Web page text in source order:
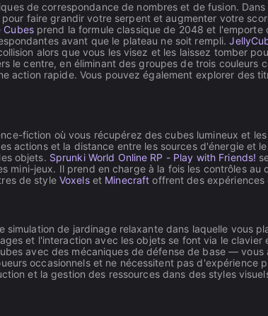
de correspondance de nombres et de fusion. Dans
faire grandir votre serpent et augmenter votre
Cubesprend la formule classique de 2048 et l'emporte
avant que le plateau ne soit rempli.
alors que vous les visez et les laissez tomber
le centre, en éliminant des groupes de trois couleurs
action rapide. Vous pouvez également explorer des
fiction où vous récupérez des cubes lumineux et
actions et la distance entre les sources d'énergie et
objets. Sprunki World Online RP - Play with Friends!
jeux. Il prend en charge à la fois les contrôles
de style Voxelset Minecraft offrent des expériences
de jardinage relaxante dans laquelle vous
et l'interaction avec les objets se font via le
avec des mécaniques de défense de base —
occasionnels et ne nécessitent pas d'expérience
et la gestion des ressources dans des styles